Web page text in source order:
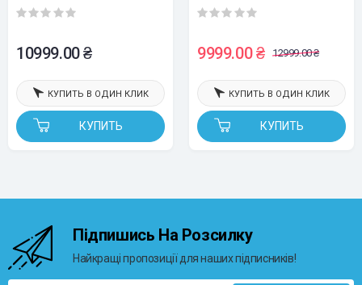
12.7мм (без картриджа, без
автоматической печати на
конвейере)
10999.00 ₴
КУПИТЬ
КУПИТЬ В ОДИН КЛИК
(без картриджа), для
поверхностей
9999.00 ₴ 12999.00 ₴
КУПИТЬ
КУПИТЬ В ОДИН КЛИК
Підпишись На Розсилку
Найкращі пропозиції для наших підписників!